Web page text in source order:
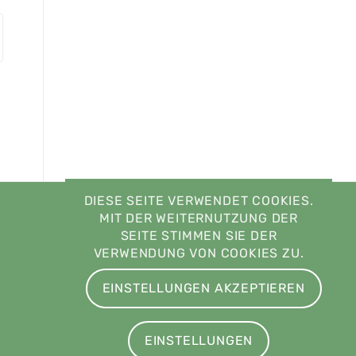
DIESE SEITE VERWENDET COOKIES.
MIT DER WEITERNUTZUNG DER
SEITE STIMMEN SIE DER
VERWENDUNG VON COOKIES ZU.
EINSTELLUNGEN AKZEPTIEREN
EINSTELLUNGEN